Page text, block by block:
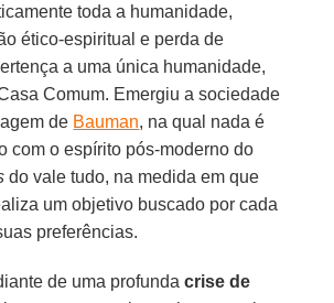
toda a humanidade,
ético-espiritual e perda de
a uma única humanidade,
Comum. Emergiu a sociedade
de Bauman, na qual nada é
com o espírito pós-moderno do
do vale tudo, na medida em que
um objetivo buscado por cada
preferências.
de uma profunda crise de